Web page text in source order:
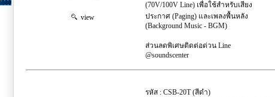
view
(70V/100V Line) เพื่อใช้สำหรับเสียง
ประกาศ (Paging) และเพลงพื้นหลัง
(Background Music - BGM)
ส่วนลดพิเศษติดต่อด่วน Line
@soundscenter
รหัส : CSB-20T (สีดำ)